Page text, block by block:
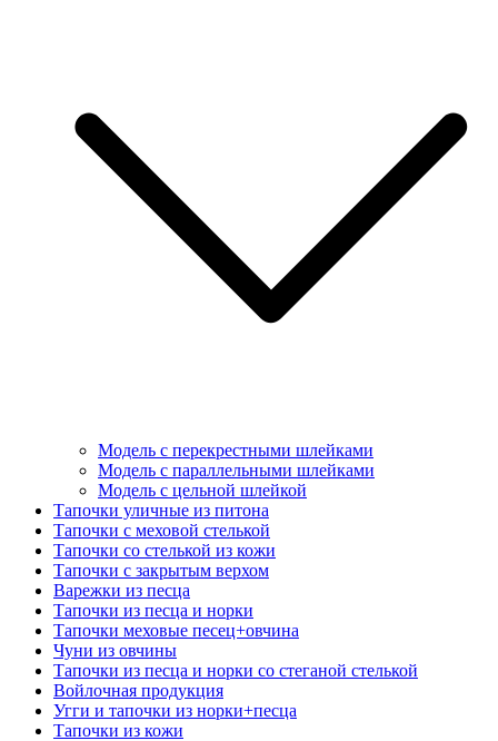
Модель с перекрестными шлейками
Модель с параллельными шлейками
Модель с цельной шлейкой
Тапочки уличные из питона
Тапочки с меховой стелькой
Тапочки со стелькой из кожи
Тапочки с закрытым верхом
Варежки из песца
Тапочки из песца и норки
Тапочки меховые песец+овчина
Чуни из овчины
Тапочки из песца и норки со стеганой стелькой
Войлочная продукция
Угги и тапочки из норки+песца
Тапочки из кожи